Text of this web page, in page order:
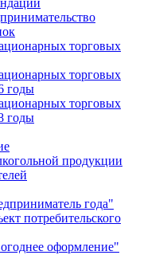
торговых
торговых
годы
торговых
годы
продукции
года"
потребительского
оформление"